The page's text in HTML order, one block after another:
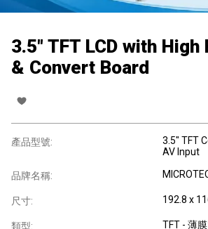
3.5" TFT LCD with
& Convert Board
產品型號:
3.5" TFT
AV Input
品牌名稱:
尺寸: 192.8 x
類型: TFT - 薄